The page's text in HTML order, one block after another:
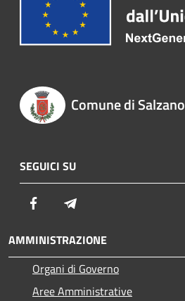
Comune di Salzano
SEGUICI SU
Facebook
AMMINISTRAZIONE
Organi di Governo
Aree Amministrative